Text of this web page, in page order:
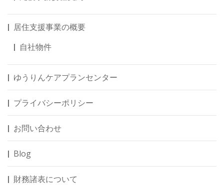
居住支援事業の概要
自社物件
ゆうりんケアプランセンター
プライバシーポリシー
お問い合わせ
Blog
財務諸表について